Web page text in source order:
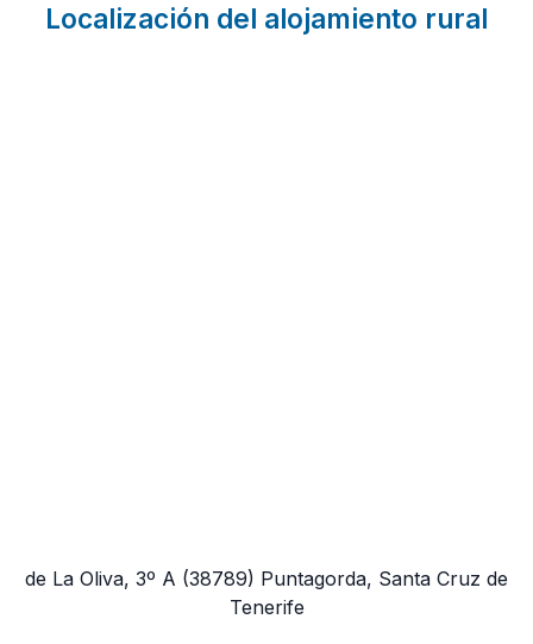
Localización del alojamiento rural
de La Oliva, 3º A (38789) Puntagorda, Santa Cruz de
Tenerife